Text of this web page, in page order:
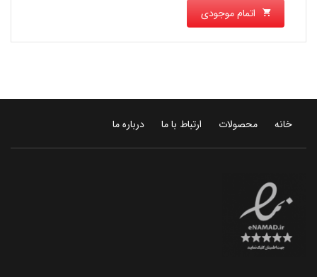
اتمام موجودی
خانه محصولات ارتباط با ما درباره ما